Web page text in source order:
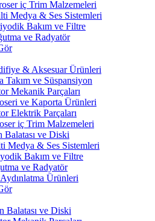
iç Trim Malzemeleri
Medya & Ses Sistemleri
Bakım ve Filtre
ve Radyatör
& Aksesuar Ürünleri
Takım ve Süspansiyon
Mekanik Parçaları
ve Kaporta Ürünleri
Elektrik Parçaları
iç Trim Malzemeleri
Balatası ve Diski
Medya & Ses Sistemleri
Bakım ve Filtre
ve Radyatör
Ürünleri
Balatası ve Diski